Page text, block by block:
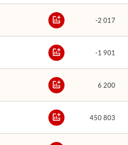
-2 017
-1 901
6 200
450 803